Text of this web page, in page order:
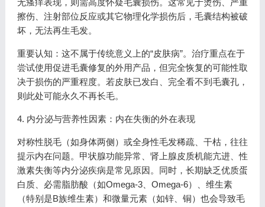
无瘙痒表现，则需高度怀疑毛囊损伤。这常见于烫伤、严重
擦伤、注射部位反应或其它物理化学损伤后，毛囊结构被破
坏，无法再生毛发。
重要认知：这不属于传统意义上的“皮肤病”。治疗重点在于
尝试使用促进毛囊修复的外用产品，但完全恢复的可能性取
决于损伤的严重程度。若皮肤已发白、完全看不到毛囊孔，
则此处可能永久不再长毛。
4. 内分泌与营养性因素：内在失衡的外在表现
对称性脱毛（如身体两侧）或全身性毛发稀疏、干枯，往往
提示内在问题。甲状腺功能异常、肾上腺皮质机能亢进、性
激素失衡等内分泌疾病是常见原因。同时，长期缺乏优质蛋
白质、必需脂肪酸（如Omega-3、Omega-6）、维生素
（特别是B族维生素）和微量元素（如锌、铜）也会导致毛